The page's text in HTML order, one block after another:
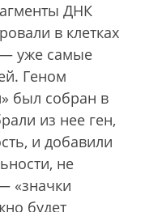
ДНК
в клетках
уже самые
Геном
был собран в
из нее ген,
и добавили
не
«значки
будет